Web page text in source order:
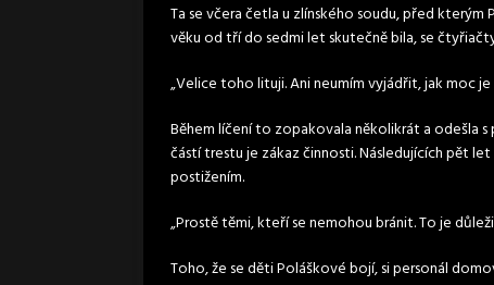
Ta se včera četla u zlínského soudu, před
věku od tří do sedmi let skutečně bila, se
„Velice toho lituji. Ani neumím vyjádřit, jak moc
Během líčení to zopakovala několikrát a odešla
částí trestu je zákaz činnosti. Následujících pět
postižením.
„Prostě těmi, kteří se nemohou bránit. To je
Toho, že se děti Poláškové bojí, si personál